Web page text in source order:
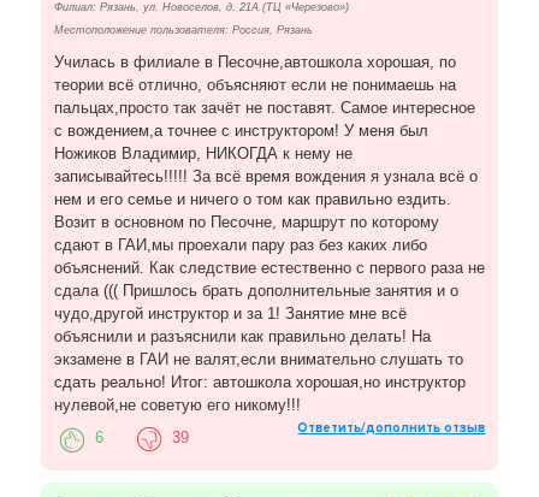
Филиал: Рязань, ул. Новоселов, д. 21А (ТЦ «Черезово»)
Местоположение пользователя: Россия, Рязань
Училась в филиале в Песочне,автошкола хорошая, по
теории всё отлично, объясняют если не понимаешь на
пальцах,просто так зачёт не поставят. Самое интересное
с вождением,а точнее с инструктором! У меня был
Ножиков Владимир, НИКОГДА к нему не
записывайтесь!!!!! За всё время вождения я узнала всё о
нем и его семье и ничего о том как правильно ездить.
Возит в основном по Песочне, маршрут по которому
сдают в ГАИ,мы проехали пару раз без каких либо
объяснений. Как следствие естественно с первого раза не
сдала ((( Пришлось брать дополнительные занятия и о
чудо,другой инструктор и за 1! Занятие мне всё
объяснили и разъяснили как правильно делать! На
экзамене в ГАИ не валят,если внимательно слушать то
сдать реально! Итог: автошкола хорошая,но инструктор
нулевой,не советую его никому!!!
Ответить/дополнить отзыв
6 39